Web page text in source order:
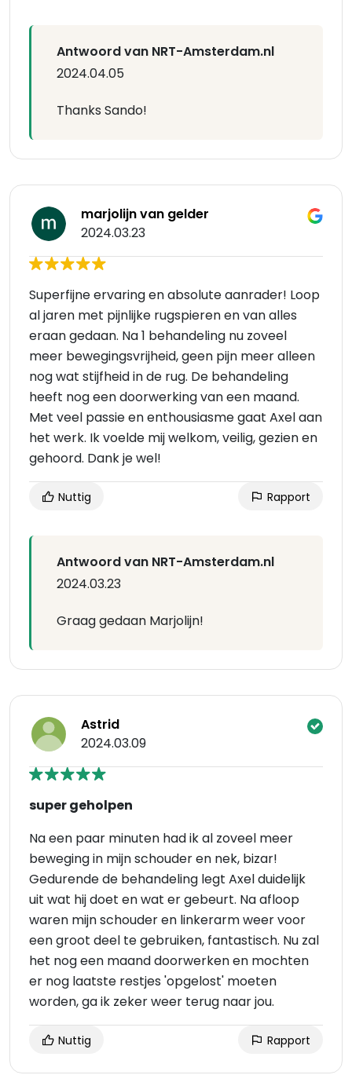
Antwoord van NRT-Amsterdam.nl
2024.04.05
Thanks Sando!
marjolijn van gelder
2024.03.23
Superfijne ervaring en absolute aanrader! Loop
al jaren met pijnlijke rugspieren en van alles
eraan gedaan. Na 1 behandeling nu zoveel
meer bewegingsvrijheid, geen pijn meer alleen
nog wat stijfheid in de rug. De behandeling
heeft nog een doorwerking van een maand.
Met veel passie en enthousiasme gaat Axel aan
het werk. Ik voelde mij welkom, veilig, gezien en
gehoord. Dank je wel!
Nuttig Rapport
Antwoord van NRT-Amsterdam.nl
2024.03.23
Graag gedaan Marjolijn!
Astrid
2024.03.09
super geholpen
Na een paar minuten had ik al zoveel meer
beweging in mijn schouder en nek, bizar!
Gedurende de behandeling legt Axel duidelijk
uit wat hij doet en wat er gebeurt. Na afloop
waren mijn schouder en linkerarm weer voor
een groot deel te gebruiken, fantastisch. Nu zal
het nog een maand doorwerken en mochten
er nog laatste restjes 'opgelost' moeten
worden, ga ik zeker weer terug naar jou.
Nuttig Rapport